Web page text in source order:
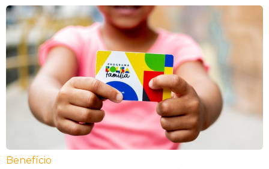
Benefício